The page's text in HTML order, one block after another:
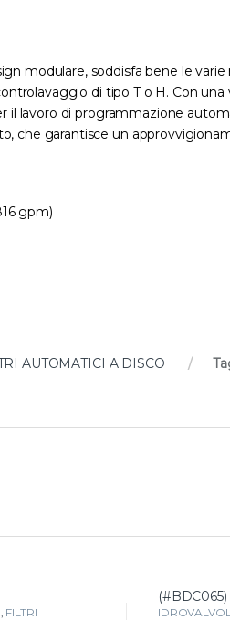
modulare, soddisfa bene le
di tipo T o H. Con una
il lavoro di programmazione
che garantisce un
gpm)
AUTOMATICI A DISCO
, FILTRI
(#BDC065)